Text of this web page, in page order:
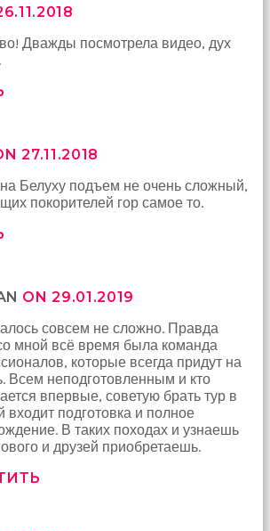
Дважды посмотрела видео, дух
27.11.2018
на Белуху подъем не очень сложный,
покорителей гор самое то.
ON 29.01.2019
совсем не сложно. Правда
мной всё время была команда
которые всегда придут на
Всем неподготовленным и кто
впервые, советую брать тур в
входит подготовка и полное
В таких походах и узнаешь
и друзей приобретаешь.